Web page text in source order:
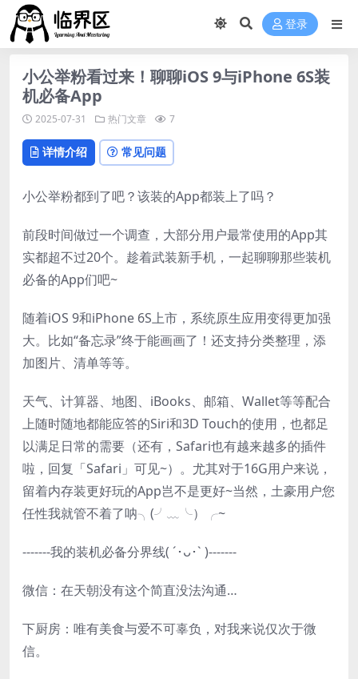
登录
小公举粉看过来！聊聊iOS 9与iPhone 6S装
机必备App
2025-07-31 热门文章 7
详情介绍 常见问题
小公举粉都到了吧？该装的App都装上了吗？
前段时间做过一个调查，大部分用户最常使用的App其
实都超不过20个。趁着武装新手机，一起聊聊那些装机
必备的App们吧~
随着iOS 9和iPhone 6S上市，系统原生应用变得更加强
大。比如“备忘录”终于能画画了！还支持分类整理，添
加图片、清单等等。
天气、计算器、地图、iBooks、邮箱、Wallet等等配合
上随时随地都能应答的Siri和3D Touch的使用，也都足
以满足日常的需要（还有，Safari也有越来越多的插件
啦，回复「Safari」可见~）。尤其对于16G用户来说，
留着内存装更好玩的App岂不是更好~当然，土豪用户您
任性我就管不着了呐╮(╯﹏╰）╭~
-------我的装机必备分界线( ´･ᴗ･` )-------
微信：在天朝没有这个简直没法沟通…
下厨房：唯有美食与爱不可辜负，对我来说仅次于微
信。